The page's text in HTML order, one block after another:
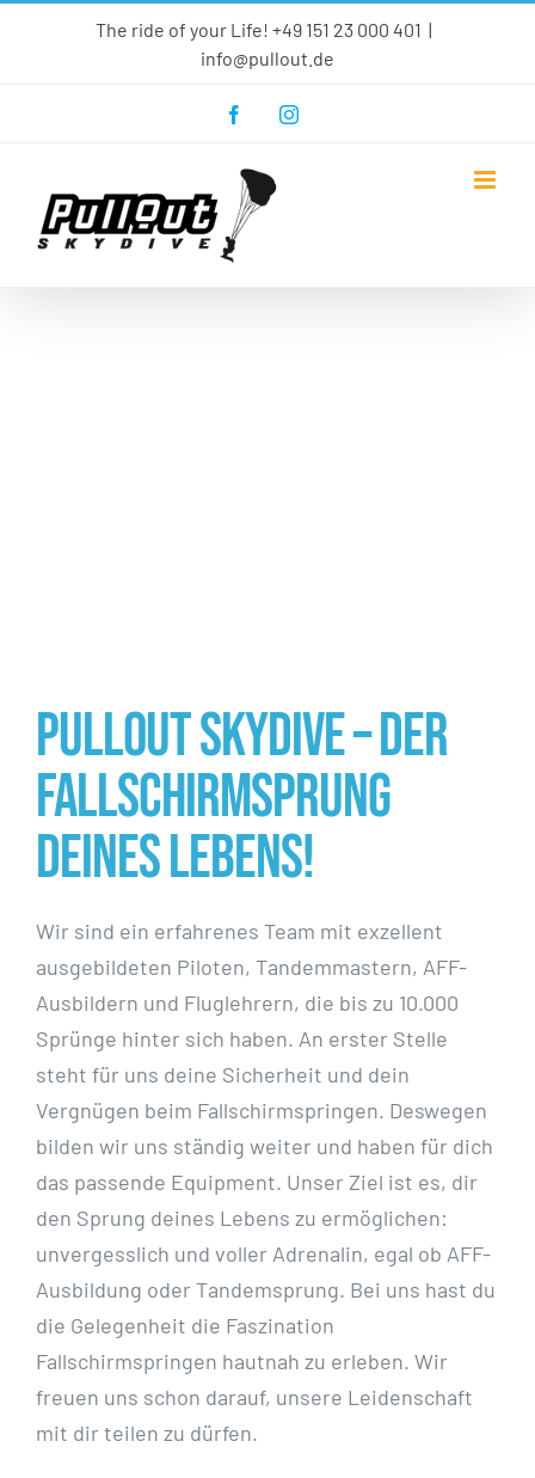
The ride of your Life! +49 151 23 000 401 |
info@pullout.de
FacebookInstagram
Pullout Skydive – Der
Fallschirmsprung
deines Lebens!
Wir sind ein erfahrenes Team mit exzellent
ausgebildeten Piloten, Tandemmastern, AFF-
Ausbildern und Fluglehrern, die bis zu 10.000
Sprünge hinter sich haben. An erster Stelle
steht für uns deine Sicherheit und dein
Vergnügen beim Fallschirmspringen. Deswegen
bilden wir uns ständig weiter und haben für dich
das passende Equipment. Unser Ziel ist es, dir
den Sprung deines Lebens zu ermöglichen:
unvergesslich und voller Adrenalin, egal ob AFF-
Ausbildung oder Tandemsprung. Bei uns hast du
die Gelegenheit die Faszination
Fallschirmspringen hautnah zu erleben. Wir
freuen uns schon darauf, unsere Leidenschaft
mit dir teilen zu dürfen.